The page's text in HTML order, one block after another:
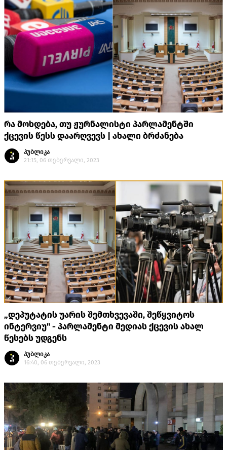
რა მოხდება, თუ ჟურნალისტი პარლამენტში
ქცევის წესს დაარღვევს | ახალი ბრძანება
პუბლიკა
21:15, 06 თებერვალი, 2023
„დეპუტატის უარის შემთხვევაში, შეწყვიტოს
ინტერვიუ" - პარლამენტი მედიას ქცევის ახალ
წესებს უდგენს
პუბლიკა
16:40, 06 თებერვალი, 2023